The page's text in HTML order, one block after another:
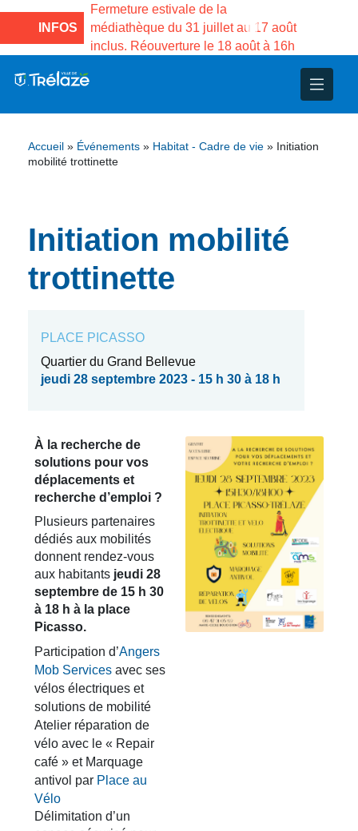
INFOS
la Maison des
de Gama du
Fermeture estivale de la
médiathèque du 31 juillet au 17 août
inclus. Réouverture le 18 août à 16h
Projets
– Jumelage
Accueil » Événements » Habitat - Cadre de vie » Initiation
mobilité trottinette
Initiation mobilité
trottinette
PLACE PICASSO
Quartier du Grand Bellevue
jeudi 28 septembre 2023 - 15 h 30 à 18 h
À la recherche de
solutions pour vos
déplacements et
recherche d’emploi ?
Plusieurs partenaires
dédiés aux mobilités
donnent rendez-vous
aux habitants jeudi 28
septembre de 15 h 30
à 18 h à la place
Picasso.
Participation d’Angers
Mob Services avec ses
vélos électriques et
solutions de mobilité
Atelier réparation de
vélo avec le « Repair
café » et Marquage
antivol par Place au
Vélo
Délimitation d’un